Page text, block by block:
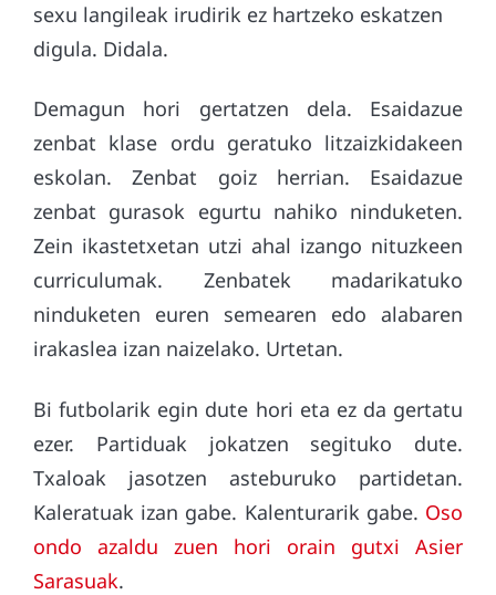
sexu langileak irudirik ez hartzeko eskatzen
digula. Didala.
Demagun hori gertatzen dela. Esaidazue
zenbat klase ordu geratuko litzaizkidakeen
eskolan. Zenbat goiz herrian. Esaidazue
zenbat gurasok egurtu nahiko ninduketen.
Zein ikastetxetan utzi ahal izango nituzkeen
curriculumak. Zenbatek madarikatuko
ninduketen euren semearen edo alabaren
irakaslea izan naizelako. Urtetan.
Bi futbolarik egin dute hori eta ez da gertatu
ezer. Partiduak jokatzen segituko dute.
Txaloak jasotzen asteburuko partidetan.
Kaleratuak izan gabe. Kalenturarik gabe. Oso
ondo azaldu zuen hori orain gutxi Asier
Sarasuak.